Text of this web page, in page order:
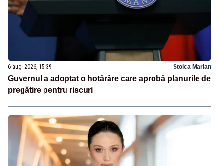
6 aug. 2026, 15:39 Stoica Marian
Guvernul a adoptat o hotărâre care aprobă planurile de
pregătire pentru riscuri